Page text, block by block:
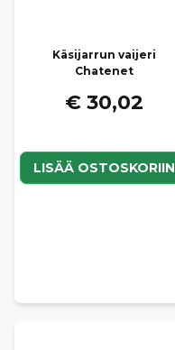
Käsijarrun vaijeri
Chatenet
€ 30,02
LISÄÄ OSTOSKORIIN